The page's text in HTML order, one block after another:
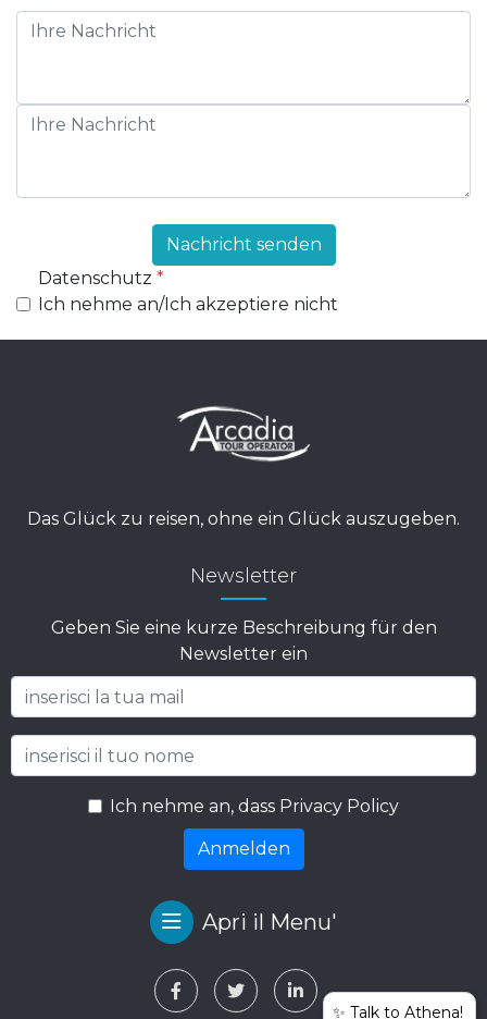
Nachricht senden
Datenschutz *
Ich nehme an/Ich akzeptiere nicht
Das Glück zu reisen, ohne ein Glück auszugeben.
Newsletter
Geben Sie eine kurze Beschreibung für den
Newsletter ein
Ich nehme an, dass Privacy Policy
Anmelden
Apri il Menu'
✨ Talk to Athena!